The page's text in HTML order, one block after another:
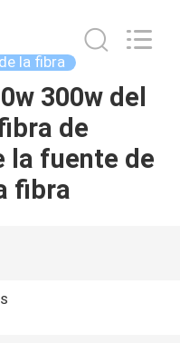
la fibra
300w del
de
la fuente de
fibra